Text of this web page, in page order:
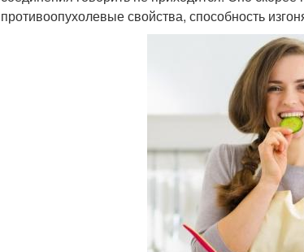
противоопухолевые свойства, способность